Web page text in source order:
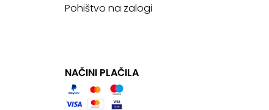
Pohištvo na zalogi
NAČINI PLAČILA